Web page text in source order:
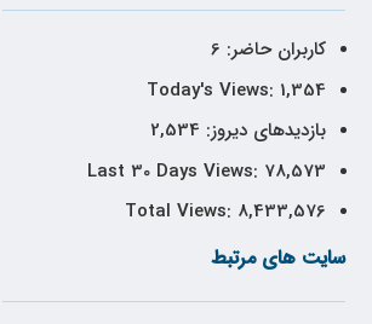
کاربران حاضر: 6
Today's Views: 1,354
بازدیدهای دیروز: 2,534
Last 30 Days Views: 78,573
Total Views: 8,433,576
سایت های مرتبط